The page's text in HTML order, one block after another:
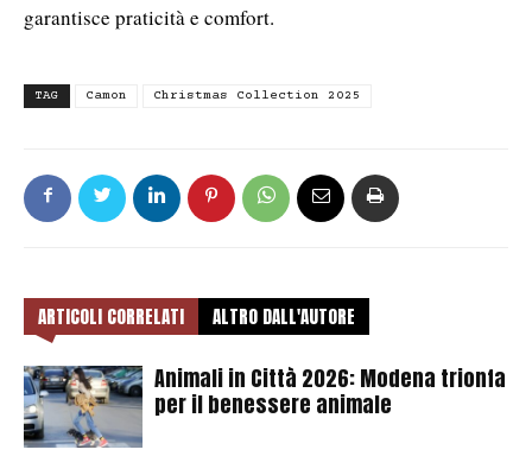
garantisce praticità e comfort.
TAG Camon Christmas Collection 2025
ARTICOLI CORRELATI ALTRO DALL'AUTORE
Animali in Città 2026: Modena trionfa
per il benessere animale